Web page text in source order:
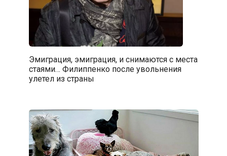
Эмиграция, эмиграция, и снимаются с места
стаями… Филиппенко после увольнения
улетел из страны